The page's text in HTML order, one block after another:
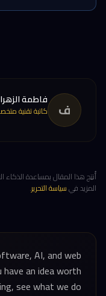
ف فاطمة
كاتبة تقنية
أُنتِج هذا المقال بمساعدة
المزيد فيسياسة التحرير.
AI, and web
an idea worth
see what we do.